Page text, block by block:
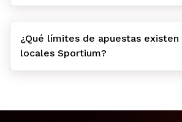
¿Qué límites de apuestas existen
locales Sportium?